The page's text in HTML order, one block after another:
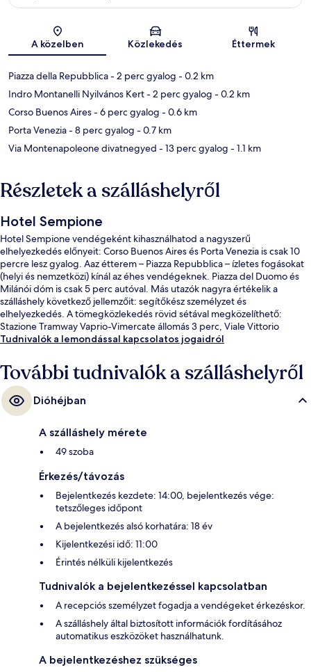
Térkép
A közelben Közlekedés Éttermek
Piazza della Repubblica- 2 perc gyalog - 0.2 km
Indro Montanelli Nyilvános Kert- 2 perc gyalog - 0.2 km
Corso Buenos Aires- 6 perc gyalog - 0.6 km
Porta Venezia- 8 perc gyalog - 0.7 km
Via Montenapoleone divatnegyed - 13 perc gyalog - 1.1 km
Részletek a szálláshelyről
Hotel Sempione
Hotel Sempione vendégeként kihasználhatod a nagyszerű
elhelyezkedés előnyeit: Corso Buenos Aires és Porta Venezia is csak 10
percre lesz gyalog. Aaz étterem – Piazza Repubblica – ízletes fogásokat
(helyi és nemzetközi) kínál az éhes vendégeknek. Piazza del Duomo és
Milánói dóm is csak 5 perc autóval. Más utazók nagyra értékelik a
szálláshely következő jellemzőit: segítőkész személyzet és
elhelyezkedés. A tömegközlekedés rövid sétával megközelíthető:
Stazione Tramway Vaprio-Vimercate állomás 3 perc, Viale Vittorio
Veneto villamosmegálló pedig 3 perc séta.
Tudnivalók a lemondással kapcsolatos jogaidról
További tudnivalók a szálláshelyről
Dióhéjban
A szálláshely mérete
49 szoba
Érkezés/távozás
Bejelentkezés kezdete: 14:00, bejelentkezés vége:
tetszőleges időpont
A bejelentkezés alsó korhatára: 18 év
Kijelentkezési idő: 11:00
Érintés nélküli kijelentkezés
Tudnivalók a bejelentkezéssel kapcsolatban
A recepciós személyzet fogadja a vendégeket érkezéskor.
A szálláshely által biztosított információk fordításához
automatikus eszközöket használhatunk.
A bejelentkezéshez szükséges